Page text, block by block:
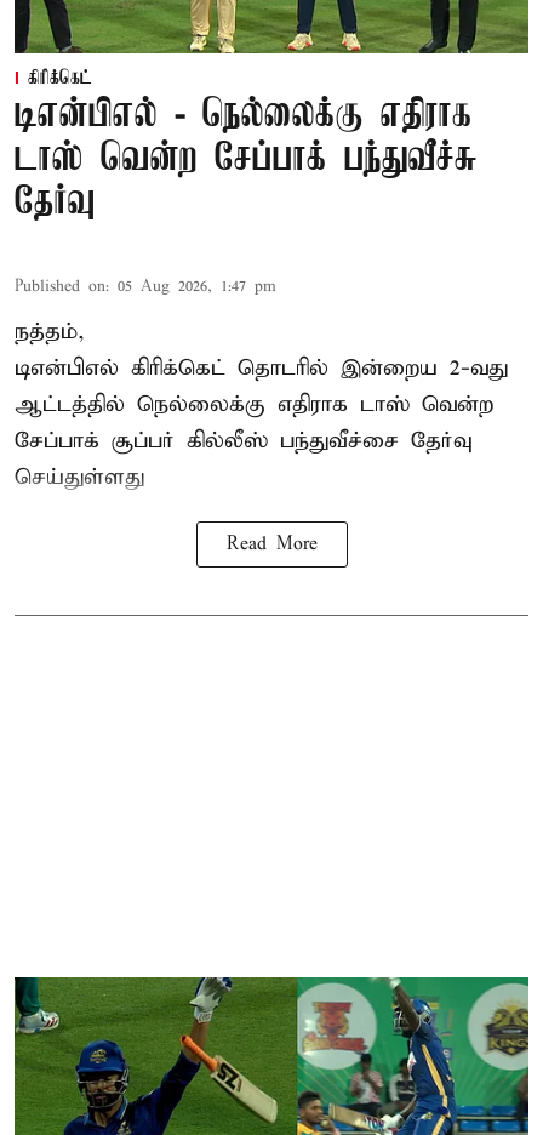
கிரிக்கெட்
டிஎன்பிஎல் - நெல்லைக்கு எதிராக
டாஸ் வென்ற சேப்பாக் பந்துவீச்சு
தேர்வு
Published on: 05 Aug 2026, 1:47 pm
நத்தம்,
டிஎன்பிஎல் கிரிக்கெட் தொடரில் இன்றைய 2-வது
ஆட்டத்தில் நெல்லைக்கு எதிராக டாஸ் வென்ற
சேப்பாக் சூப்பர் கில்லீஸ் பந்துவீச்சை தேர்வு
செய்துள்ளது
Read More